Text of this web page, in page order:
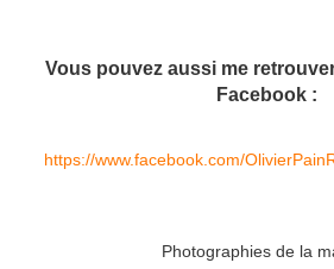
Vous pouvez aussi me
Facebook :
https://www.facebook.com/
Photographies de la